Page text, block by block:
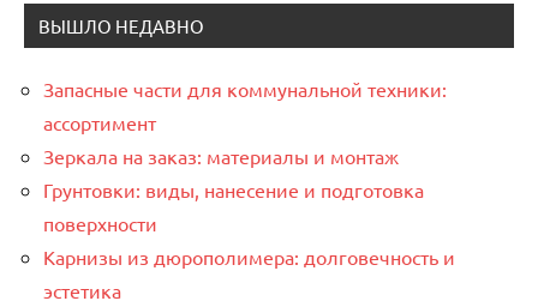
ВЫШЛО НЕДАВНО
Запасные части для коммунальной техники:
ассортимент
Зеркала на заказ: материалы и монтаж
Грунтовки: виды, нанесение и подготовка
поверхности
Карнизы из дюрополимера: долговечность и
эстетика